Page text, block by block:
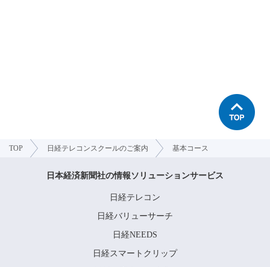
TOP 日経テレコンスクールのご案内 基本コース
日本経済新聞社の情報ソリューションサービス
日経テレコン
日経バリューサーチ
日経NEEDS
日経スマートクリップ